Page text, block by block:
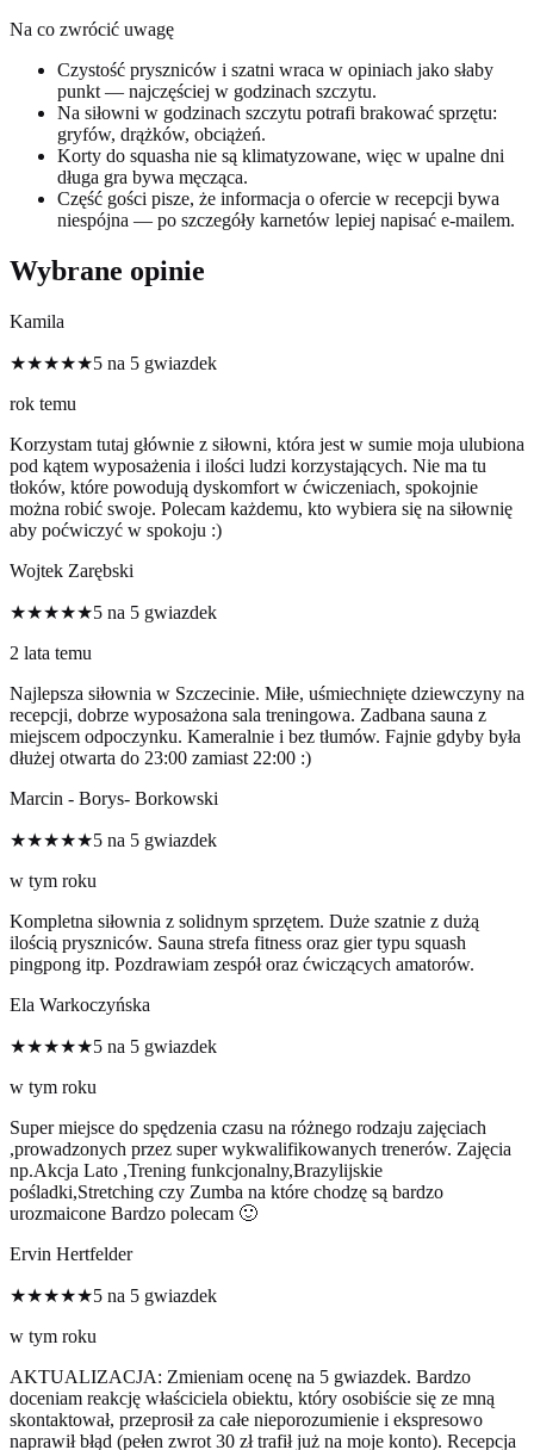
Na co zwrócić uwagę
Czystość pryszniców i szatni wraca w opiniach jako słaby
punkt — najczęściej w godzinach szczytu.
Na siłowni w godzinach szczytu potrafi brakować sprzętu:
gryfów, drążków, obciążeń.
Korty do squasha nie są klimatyzowane, więc w upalne dni
długa gra bywa męcząca.
Część gości pisze, że informacja o ofercie w recepcji bywa
niespójna — po szczegóły karnetów lepiej napisać e-mailem.
Wybrane opinie
Kamila
★★★★★5 na 5 gwiazdek
rok temu
Korzystam tutaj głównie z siłowni, która jest w sumie moja ulubiona
pod kątem wyposażenia i ilości ludzi korzystających. Nie ma tu
tłoków, które powodują dyskomfort w ćwiczeniach, spokojnie
można robić swoje. Polecam każdemu, kto wybiera się na siłownię
aby poćwiczyć w spokoju :)
Wojtek Zarębski
★★★★★5 na 5 gwiazdek
2 lata temu
Najlepsza siłownia w Szczecinie. Miłe, uśmiechnięte dziewczyny na
recepcji, dobrze wyposażona sala treningowa. Zadbana sauna z
miejscem odpoczynku. Kameralnie i bez tłumów. Fajnie gdyby była
dłużej otwarta do 23:00 zamiast 22:00 :)
Marcin - Borys- Borkowski
★★★★★5 na 5 gwiazdek
w tym roku
Kompletna siłownia z solidnym sprzętem. Duże szatnie z dużą
ilością pryszniców. Sauna strefa fitness oraz gier typu squash
pingpong itp. Pozdrawiam zespół oraz ćwiczących amatorów.
Ela Warkoczyńska
★★★★★5 na 5 gwiazdek
w tym roku
Super miejsce do spędzenia czasu na różnego rodzaju zajęciach
,prowadzonych przez super wykwalifikowanych trenerów. Zajęcia
np.Akcja Lato ,Trening funkcjonalny,Brazylijskie
pośladki,Stretching czy Zumba na które chodzę są bardzo
urozmaicone Bardzo polecam 🙂
Ervin Hertfelder
★★★★★5 na 5 gwiazdek
w tym roku
AKTUALIZACJA: Zmieniam ocenę na 5 gwiazdek. Bardzo
doceniam reakcję właściciela obiektu, który osobiście się ze mną
skontaktował, przeprosił za całe nieporozumienie i ekspresowo
naprawił błąd (pełen zwrot 30 zł trafił już na moje konto). Recepcja